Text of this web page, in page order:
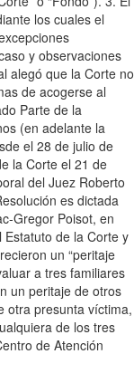
los cuales el
y observaciones
alegó que la Corte no
de acogerse al
Parte de la
(en adelante la
el 28 de julio de
la Corte el 21 de
del Juez Roberto
es dictada
Gregor Poisot, en
de la Corte y
un “peritaje
a tres familiares
un peritaje de otros
otra presunta víctima,
de los tres
de Atención